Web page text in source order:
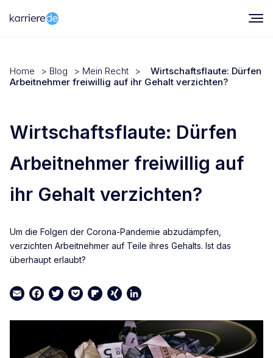
Home > Blog > Mein Recht >
Wirtschaftsflaute: Dürfen
Arbeitnehmer freiwillig auf ihr Gehalt verzichten?
Wirtschaftsflaute: Dürfen
Arbeitnehmer freiwillig auf
ihr Gehalt verzichten?
Um die Folgen der Corona-Pandemie abzudämpfen,
verzichten Arbeitnehmer auf Teile ihres Gehalts. Ist das
überhaupt erlaubt?
EmailFacebook
TwitterPocketFlipboard
XINGLinkedIn